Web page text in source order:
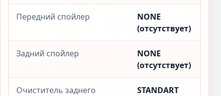
Передний спойлер
NONE
(отсутствует)
Задний спойлер
NONE
(отсутствует)
Очиститель заднего
STANDART